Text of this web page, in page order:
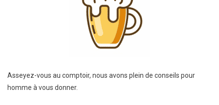
Asseyez-vous au comptoir, nous avons plein de conseils pour
homme à vous donner.